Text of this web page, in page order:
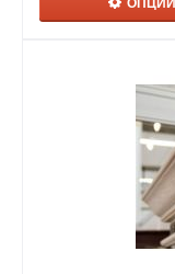
ОПЦИИ